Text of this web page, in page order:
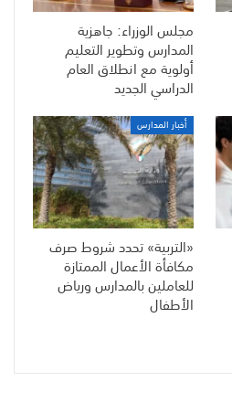
مجلس الوزراء: جاهزية
المدارس وتطوير التعليم
أولوية مع انطلاق العام
الدراسي الجديد
أخبار المدارس
«التربية» تحدد شروط صرف
مكافأة الأعمال الممتازة
للعاملين بالمدارس ورياض
الأطفال